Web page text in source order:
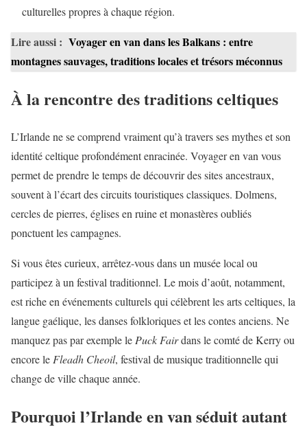
culturelles propres à chaque région.
Lire aussi : Voyager en van dans les Balkans : entre
montagnes sauvages, traditions locales et trésors méconnus
À la rencontre des traditions celtiques
L’Irlande ne se comprend vraiment qu’à travers ses mythes et son
identité celtique profondément enracinée. Voyager en van vous
permet de prendre le temps de découvrir des sites ancestraux,
souvent à l’écart des circuits touristiques classiques. Dolmens,
cercles de pierres, églises en ruine et monastères oubliés
ponctuent les campagnes.
Si vous êtes curieux, arrêtez-vous dans un musée local ou
participez à un festival traditionnel. Le mois d’août, notamment,
est riche en événements culturels qui célèbrent les arts celtiques, la
langue gaélique, les danses folkloriques et les contes anciens. Ne
manquez pas par exemple le Puck Fairdans le comté de Kerry ou
encore le Fleadh Cheoil, festival de musique traditionnelle qui
change de ville chaque année.
Pourquoi l’Irlande en van séduit autant